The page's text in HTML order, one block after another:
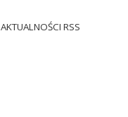
AKTUALNOŚCI RSS